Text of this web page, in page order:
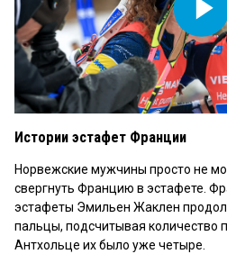
Истории эстафет Франции
Норвежские мужчины просто не
свергнуть Францию в эстафете.
эстафеты Эмильен Жаклен
пальцы, подсчитывая количество
Антхольце их было уже четыре.